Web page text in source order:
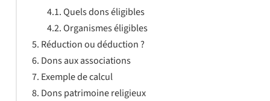
Quels dons éligibles
Organismes éligibles
Réduction ou déduction ?
Dons aux associations
Exemple de calcul
Dons patrimoine religieux